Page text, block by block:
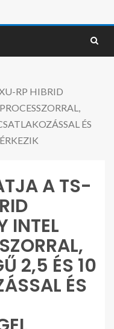
RP HIBRID
ÉS
A TS-
INTEL
2,5 ÉS 10
ÉS